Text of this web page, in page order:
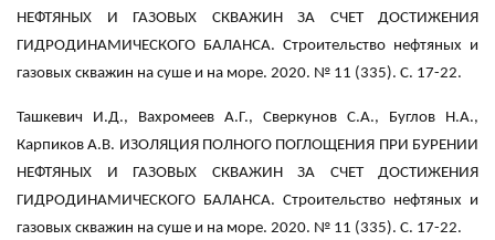
НЕФТЯНЫХ И ГАЗОВЫХ СКВАЖИН ЗА СЧЕТ ДОСТИЖЕНИЯ
ГИДРОДИНАМИЧЕСКОГО БАЛАНСА. Строительство нефтяных и
газовых скважин на суше и на море. 2020. № 11 (335). С. 17-22.
Ташкевич И.Д., Вахромеев А.Г., Сверкунов С.А., Буглов Н.А.,
Карпиков А.В. ИЗОЛЯЦИЯ ПОЛНОГО ПОГЛОЩЕНИЯ ПРИ БУРЕНИИ
НЕФТЯНЫХ И ГАЗОВЫХ СКВАЖИН ЗА СЧЕТ ДОСТИЖЕНИЯ
ГИДРОДИНАМИЧЕСКОГО БАЛАНСА. Строительство нефтяных и
газовых скважин на суше и на море. 2020. № 11 (335). С. 17-22.